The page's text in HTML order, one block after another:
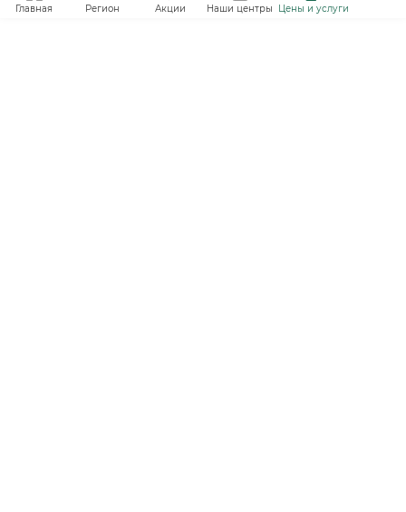
Главная Регион Акции Наши центры Цены и услуги